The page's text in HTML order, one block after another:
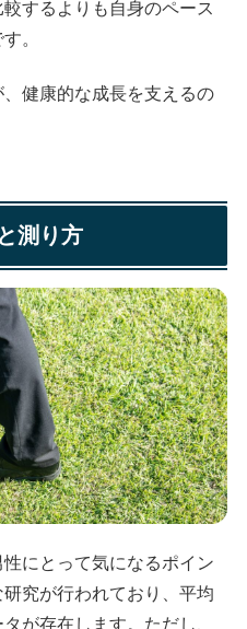
するよりも自身のペース
。
健康的な成長を支えるの
測り方
にとって気になるポイン
究が行われており、平均
が存在します。ただし、